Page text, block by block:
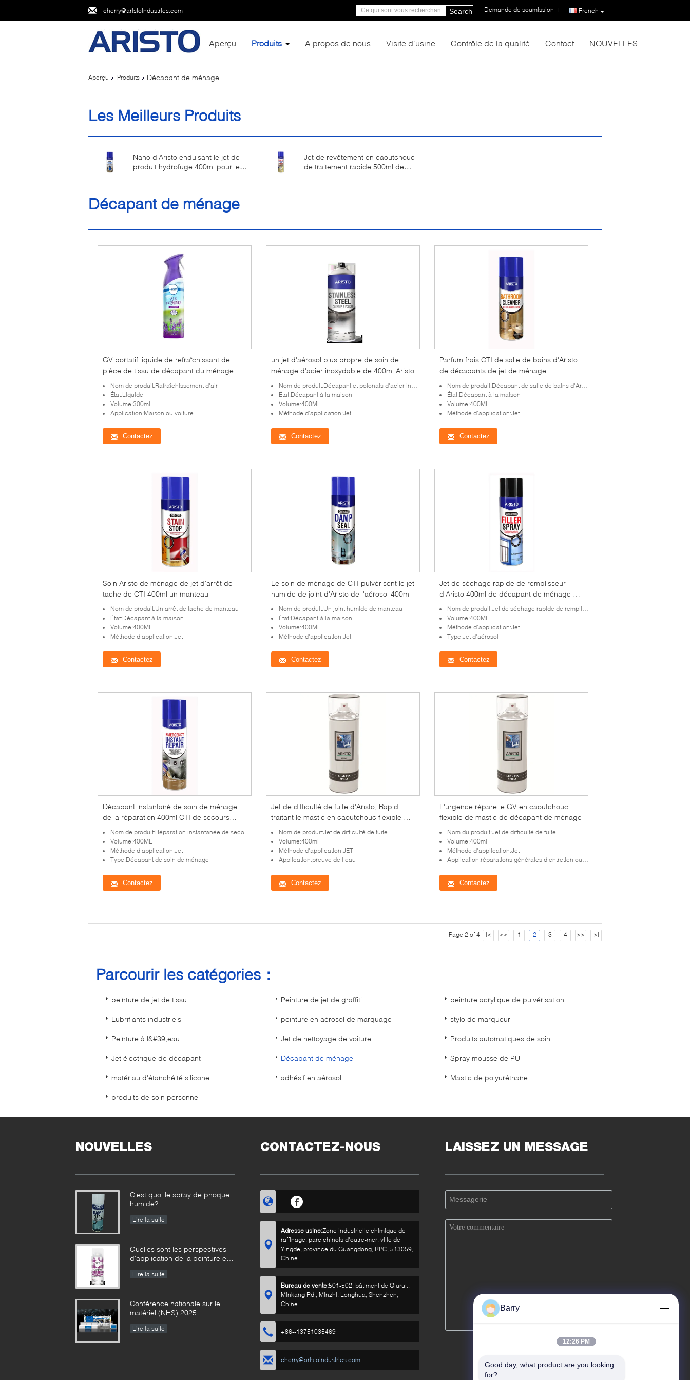
cherry@aristoindustries.com French
Demande de soumission |
Search
Aperçu Produits A propos de nous Visite d'usine Contrôle de la qualité Contact NOUVELLES
Aperçu Produits Décapant de ménage
Les Meilleurs Produits
Nano d'Aristo enduisant le jet de
produit hydrofuge 400ml pour le
Jet de revêtement en caoutchouc
de traitement rapide 500ml de
Décapant de ménage
GV portatif liquide de refraîchissant de
pièce de tissu de décapant du ménage
300ml
Nom de produit:Rafraîchissement d'air
État:Liquide
Volume:300ml
Application:Maison ou voiture
Contactez
un jet d'aérosol plus propre de soin de
ménage d'acier inoxydable de 400ml Aristo
Nom de produit:Décapant et polonais d'acier inoxydable d'Aristo de soin de ménage
État:Décapant à la maison
Volume:400ML
Méthode d'application:Jet
Contactez
Parfum frais CTI de salle de bains d'Aristo
de décapants de jet de ménage
Nom de produit:Décapant de salle de bains d'Aristo de soin de ménage
État:Décapant à la maison
Volume:400ML
Méthode d'application:Jet
Contactez
Soin Aristo de ménage de jet d'arrêt de
tache de CTI 400ml un manteau
Nom de produit:Un arrêt de tache de manteau
État:Décapant à la maison
Volume:400ML
Méthode d'application:Jet
Contactez
Le soin de ménage de CTI pulvérisent le jet
humide de joint d'Aristo de l'aérosol 400ml
Nom de produit:Un joint humide de manteau
État:Décapant à la maison
Volume:400ML
Méthode d'application:Jet
Contactez
Jet de séchage rapide de remplisseur
d'Aristo 400ml de décapant de ménage de
jet d'aérosol de CTI
Nom de produit:Jet de séchage rapide de remplisseur
Volume:400ML
Méthode d'application:Jet
Type:Jet d'aérosol
Contactez
Décapant instantané de soin de ménage
de la réparation 400ml CTI de secours
d'Aristo
Nom de produit:Réparation instantanée de secours
Volume:400ML
Méthode d'application:Jet
Type:Décapant de soin de ménage
Contactez
Jet de difficulté de fuite d'Aristo, Rapid
traitant le mastic en caoutchouc flexible de
fuite de scelleur de l'eau de base de joint
instantané de fuite
Nom de produit:Jet de difficulté de fuite
Volume:400ml
Méthode d'application:JET
Application:preuve de l'eau
Contactez
L'urgence répare le GV en caoutchouc
flexible de mastic de décapant de ménage
Nom du produit:Jet de difficulté de fuite
Volume:400ml
Méthode d'application:Jet
Application:réparations générales d'entretien ou de secours
Contactez
Page 2 of 4 |< << 1 2 3 4 >> >|
Parcourir les catégories：
peinture de jet de tissu Peinture de jet de graffiti peinture acrylique de pulvérisation
Lubrifiants industriels peinture en aérosol de marquage stylo de marqueur
Peinture à l&#39;eau Jet de nettoyage de voiture Produits automatiques de soin
Jet électrique de décapant Décapant de ménage Spray mousse de PU
matériau d'étanchéité silicone adhésif en aérosol Mastic de polyuréthane
produits de soin personnel
NOUVELLES
C'est quoi le spray de phoque
humide?
Lire la suite
Quelles sont les perspectives
d'application de la peinture en
Lire la suite
Conférence nationale sur le
matériel (NHS) 2025
Lire la suite
CONTACTEZ-NOUS
Adresse usine:Zone industrielle chimique de
raffinage, parc chinois d'outre-mer, ville de
Yingde, province du Guangdong, RPC, 513059,
Chine
Bureau de vente:501-502, bâtiment de Qiurui.,
Minkang Rd., Minzhi, Longhua, Shenzhen,
Chine
+86--13751035469
cherry@aristoindustries.com
LAISSEZ UN MESSAGE
Barry
12:26 PM
Good day, what product are you looking
for?